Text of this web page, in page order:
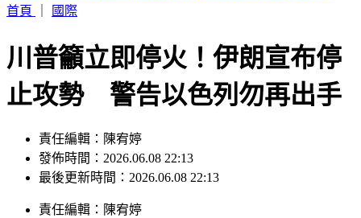
首頁
國際
川普籲立即停火！伊朗宣布停
止攻勢 警告以色列勿再出手
責任編輯：陳宥婷
發佈時間：2026.06.08 22:13
最後更新時間：2026.06.08 22:13
責任編輯 ： 陳宥婷